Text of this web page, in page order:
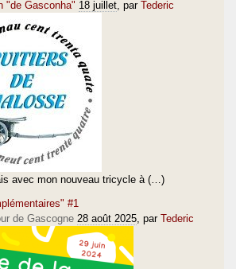
"de Gasconha" 18 juillet , par Tederic
avec mon nouveau tricycle à (…)
#1
de Gascogne 28 août 2025 , par Tederic